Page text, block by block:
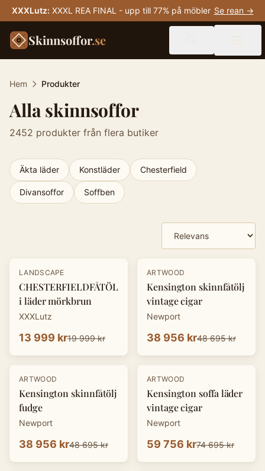
XXXLutz: XXXL REA FINAL - upp till 77% på möbler Se rean →
Skinnsoffor.se
Hem Produkter
Alla skinnsoffor
2452 produkter från flera butiker
Äkta läder Konstläder Chesterfield
Divansoffor Soffben
- 30%
LANDSCAPE
CHESTERFIELDFÅTÖLJ
i läder mörkbrun
XXXLutz
13 999 kr19 999 kr
-20%
ARTWOOD
Kensington skinnfåtölj
vintage cigar
Newport
38 956 kr48 695 kr
-20%
ARTWOOD
Kensington skinnfåtölj
fudge
Newport
38 956 kr48 695 kr
-20%
ARTWOOD
Kensington soffa läder
vintage cigar
Newport
59 756 kr74 695 kr